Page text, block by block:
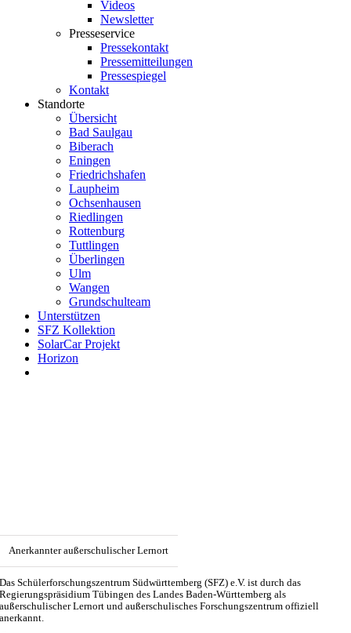
Videos
Newsletter
Presseservice
Pressekontakt
Pressemitteilungen
Pressespiegel
Kontakt
Standorte
Übersicht
Bad Saulgau
Biberach
Eningen
Friedrichshafen
Laupheim
Ochsenhausen
Riedlingen
Rottenburg
Tuttlingen
Überlingen
Ulm
Wangen
Grundschulteam
Unterstützen
SFZ Kollektion
SolarCar Projekt
Horizon
Anerkannter außerschulischer Lernort
Das Schülerforschungszentrum Südwürttemberg (SFZ) e.V. ist durch das
Regierungspräsidium Tübingen des Landes Baden-Württemberg als
außerschulischer Lernort und außerschulisches Forschungszentrum offiziell
anerkannt.